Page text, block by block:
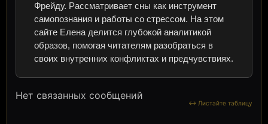
Фрейду. Рассматривает сны как инструмент
самопознания и работы со стрессом. На этом
сайте Елена делится глубокой аналитикой
образов, помогая читателям разобраться в
своих внутренних конфликтах и предчувствиях.
Нет связанных сообщений